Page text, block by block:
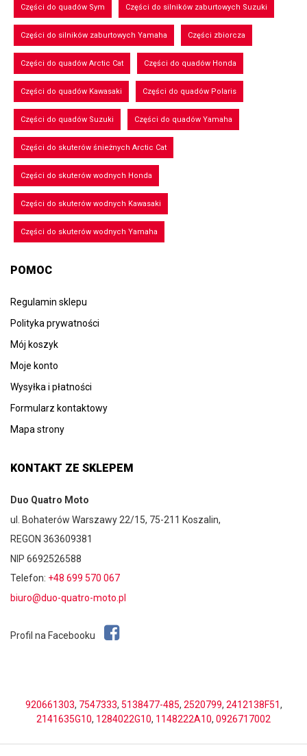
Części do quadów Sym Części do silników zaburtowych Suzuki
Części do silników zaburtowych Yamaha Części zbiorcza
Części do quadów Arctic Cat Części do quadów Honda
Części do quadów Kawasaki Części do quadów Polaris
Części do quadów Suzuki Części do quadów Yamaha
Części do skuterów śnieżnych Arctic Cat
Części do skuterów wodnych Honda
Części do skuterów wodnych Kawasaki
Części do skuterów wodnych Yamaha
POMOC
Regulamin sklepu
Polityka prywatności
Mój koszyk
Moje konto
Wysyłka i płatności
Formularz kontaktowy
Mapa strony
KONTAKT ZE SKLEPEM
Duo Quatro Moto
ul. Bohaterów Warszawy 22/15, 75-211 Koszalin,
REGON 363609381
NIP 6692526588
Telefon: +48 699 570 067
biuro@duo-quatro-moto.pl
Profil na Facebooku
920661303, 7547333, 5138477-485, 2520799, 2412138F51,
2141635G10, 1284022G10, 1148222A10, 0926717002